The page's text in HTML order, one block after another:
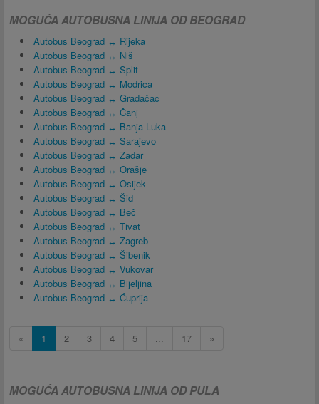
MOGUĆA AUTOBUSNA LINIJA OD BEOGRAD
Autobus Beograd ↔ Rijeka
Autobus Beograd ↔ Niš
Autobus Beograd ↔ Split
Autobus Beograd ↔ Modrica
Autobus Beograd ↔ Gradačac
Autobus Beograd ↔ Čanj
Autobus Beograd ↔ Banja Luka
Autobus Beograd ↔ Sarajevo
Autobus Beograd ↔ Zadar
Autobus Beograd ↔ Orašje
Autobus Beograd ↔ Osijek
Autobus Beograd ↔ Šid
Autobus Beograd ↔ Beč
Autobus Beograd ↔ Tivat
Autobus Beograd ↔ Zagreb
Autobus Beograd ↔ Šibenik
Autobus Beograd ↔ Vukovar
Autobus Beograd ↔ Bijeljina
Autobus Beograd ↔ Ćuprija
« 1 2 3 4 5 ... 17 »
MOGUĆA AUTOBUSNA LINIJA OD PULA